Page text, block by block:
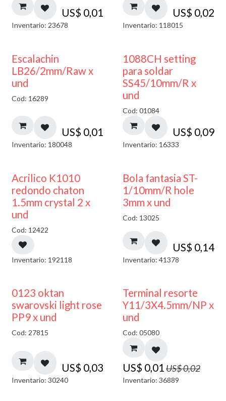
US$ 0,01
Inventario: 23678
US$ 0,02
Inventario: 118015
Escalachin
LB26/2mm/Raw x
und
Cod: 16289
US$ 0,01
Inventario: 180048
1088CH setting
para soldar
SS45/10mm/R x
und
Cod: 01084
US$ 0,09
Inventario: 16333
50% DESCUENTO
Acrilico K1010
redondo chaton
1.5mm crystal 2 x
und
Cod: 12422
Inventario: 192118
Bola fantasia ST-
1/10mm/R hole
3mm x und
Cod: 13025
US$ 0,14
Inventario: 41378
0123 oktan
swarovski light rose
PP9 x und
Cod: 27815
US$ 0,03
Inventario: 30240
50% DESCUENTO
Terminal resorte
Y11/3X4.5mm/NP x
und
Cod: 05080
US$ 0,01 US$0,02
Inventario: 36889